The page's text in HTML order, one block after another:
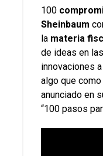
100
Sheinbaum
la materia
de ideas en
innovaciones
algo que
anunciado en
“100 pasos